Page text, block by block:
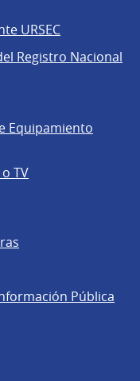
URSEC
Registro Nacional
Equipamiento
TV
Pública